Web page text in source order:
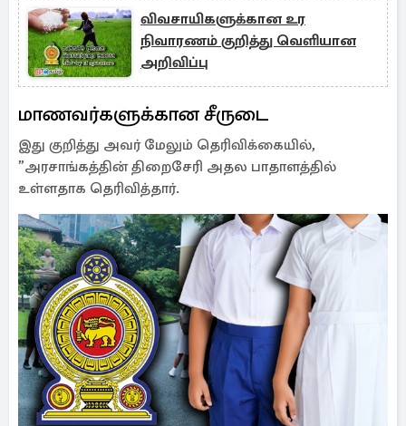
விவசாயிகளுக்கான உர
நிவாரணம் குறித்து வெளியான
அறிவிப்பு
மாணவர்களுக்கான சீருடை
இது குறித்து அவர் மேலும் தெரிவிக்கையில்,
”அரசாங்கத்தின் திறைசேரி அதல பாதாளத்தில்
உள்ளதாக தெரிவித்தார்.